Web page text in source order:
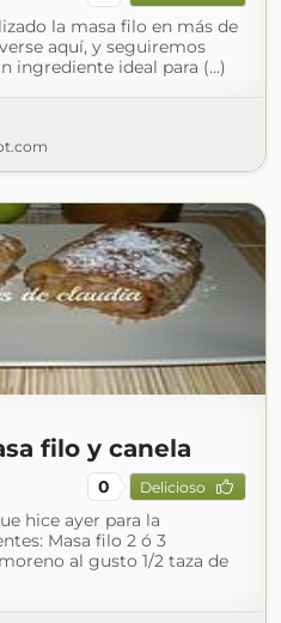
la masa filo en más de
aquí, y seguiremos
ingrediente ideal para (...)
filo y canela
0 Delicioso
hice ayer para la
Masa filo 2 ó 3
al gusto 1/2 taza de